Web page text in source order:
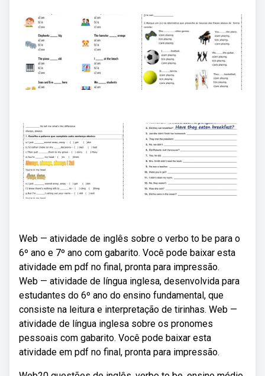
Web — atividade de inglês sobre o verbo to be para o
6º ano e 7º ano com gabarito. Você pode baixar esta
atividade em pdf no final, pronta para impressão.
Web — atividade de língua inglesa, desenvolvida para
estudantes do 6º ano do ensino fundamental, que
consiste na leitura e interpretação de tirinhas. Web —
atividade de língua inglesa sobre os pronomes
pessoais com gabarito. Você pode baixar esta
atividade em pdf no final, pronta para impressão.